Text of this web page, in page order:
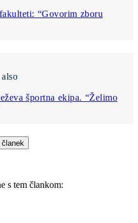
“Govorim zboru
športna ekipa. “Želimo
članek
s tem člankom: